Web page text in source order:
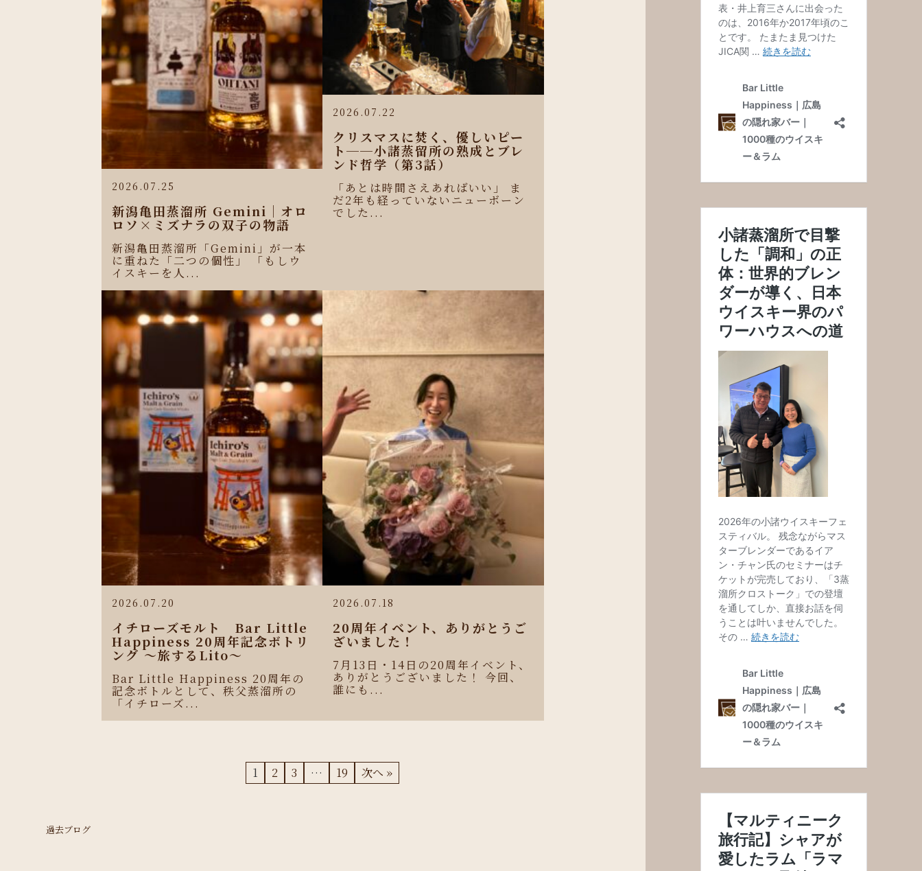
2026.07.25
新潟亀田蒸溜所 Gemini｜オロ
ロソ×ミズナラの双子の物語
新潟亀田蒸溜所「Gemini」が一本
に重ねた「二つの個性」 「もしウ
イスキーを人...
2026.07.22
クリスマスに焚く、優しいピー
ト──小諸蒸留所の熟成とブレ
ンド哲学（第3話）
「あとは時間さえあればいい」 ま
だ2年も経っていないニューボーン
でした...
2026.07.20
イチローズモルト Bar Little
Happiness 20周年記念ボトリ
ング 〜旅するLito〜
Bar Little Happiness 20周年の
記念ボトルとして、秩父蒸溜所の
「イチローズ...
2026.07.18
20周年イベント、ありがとうご
ざいました！
7月13日・14日の20周年イベント、
ありがとうございました！ 今回、
誰にも...
1 2 3 … 19 次へ »
過去ブログ